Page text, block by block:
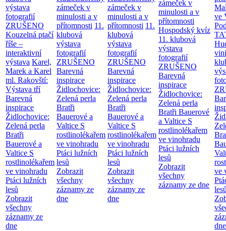
výstava
fotografií
ZRUŠENO
Kouzelná ptačí
říše –
interaktivní
výstava Karel,
Marek a Karel
ml. Rakovští:
Výstava tří
Barevná
inspirace
Židlochovice:
Zelená perla
Bratři
Bauerové a
Valtice S
rostlinolékařem
ve vinohradu
Ptáci lužních
lesů
Zobrazit
všechny
záznamy ze
dne
zámeček v
minulosti a v
přítomnosti 11.
klubová
výstava
fotografií
ZRUŠENO
Barevná
inspirace
Židlochovice:
Zelená perla
Bratři
Bauerové a
Valtice S
rostlinolékařem
ve vinohradu
Ptáci lužních
lesů
Zobrazit
všechny
záznamy ze
dne
zámeček v
minulosti a v
přítomnosti 11.
klubová
výstava
fotografií
ZRUŠENO
Barevná
inspirace
Židlochovice:
Zelená perla
Bratři
Bauerové a
Valtice S
rostlinolékařem
ve vinohradu
Ptáci lužních
lesů
Zobrazit
všechny
záznamy ze
dne
zámeček v
minulosti a v
přítomnosti
Hospodský kvíz
11. klubová
výstava
fotografií
ZRUŠENO
Barevná
inspirace
Židlochovice:
Zelená perla
Bratři Bauerové
a Valtice S
rostlinolékařem
ve vinohradu
Ptáci lužních
lesů
Zobrazit
všechny
záznamy ze dne
ve
ve
dne